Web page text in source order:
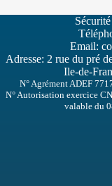
Email:
Adresse: 2 rue du pré
Ile-de-
N° Agrément ADEF
N° Autorisation exercice
valable du